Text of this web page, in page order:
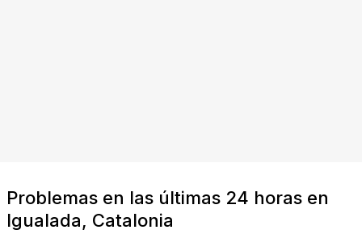
Problemas en las últimas 24 horas en
Igualada, Catalonia